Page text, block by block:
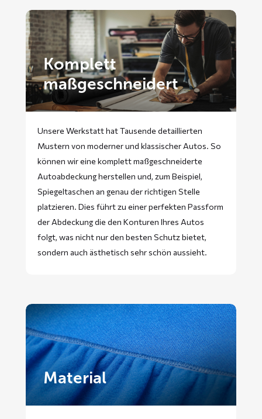
Komplett
maßgeschneidert
Unsere Werkstatt hat Tausende detaillierten
Mustern von moderner und klassischer Autos. So
können wir eine komplett maßgeschneiderte
Autoabdeckung herstellen und, zum Beispiel,
Spiegeltaschen an genau der richtigen Stelle
platzieren. Dies führt zu einer perfekten Passform
der Abdeckung die den Konturen Ihres Autos
folgt, was nicht nur den besten Schutz bietet,
sondern auch ästhetisch sehr schön aussieht.
Material